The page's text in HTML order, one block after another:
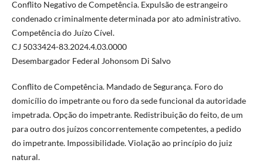
Conflito Negativo de Competência. Expulsão de estrangeiro
condenado criminalmente determinada por ato administrativo.
Competência do Juízo Cível.
CJ 5033424-83.2024.4.03.0000
Desembargador Federal Johonsom Di Salvo
Conflito de Competência. Mandado de Segurança. Foro do
domicílio do impetrante ou foro da sede funcional da autoridade
impetrada. Opção do impetrante. Redistribuição do feito, de um
para outro dos juízos concorrentemente competentes, a pedido
do impetrante. Impossibilidade. Violação ao princípio do juiz
natural.